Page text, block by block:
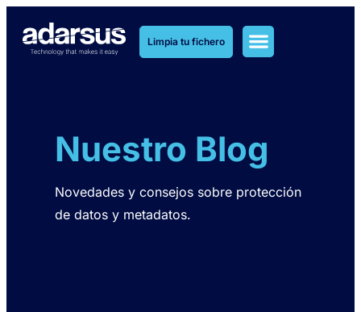
Limpia tu fichero
Nuestro Blog
Novedades y consejos sobre protección
de datos y metadatos.